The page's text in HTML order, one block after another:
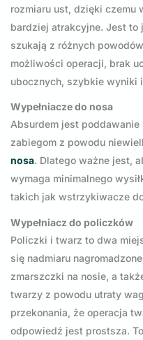
rozmiaru ust, dzięki czemu
bardziej atrakcyjne. Jest to
szukają z różnych
możliwości operacji, brak
ubocznych, szybkie wyniki
Wypełniacze do nosa
Absurdem jest
zabiegom z powodu
nosa. Dlatego ważne jest,
wymaga minimalnego
takich jak wstrzykiwacze
Wypełniacz do policzków
Policzki i twarz to dwa
się nadmiaru
zmarszczki na nosie, a
twarzy z powodu utraty
przekonania, że operacja
odpowiedź jest prostsza.